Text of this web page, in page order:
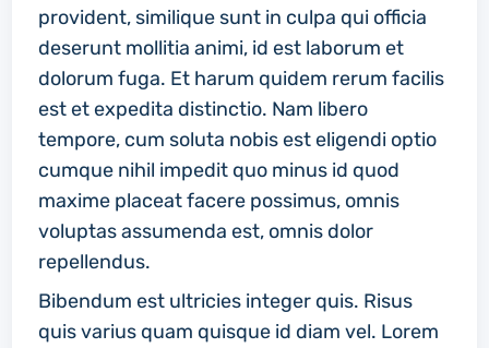
provident, similique sunt in culpa qui officia
deserunt mollitia animi, id est laborum et
dolorum fuga. Et harum quidem rerum facilis
est et expedita distinctio. Nam libero
tempore, cum soluta nobis est eligendi optio
cumque nihil impedit quo minus id quod
maxime placeat facere possimus, omnis
voluptas assumenda est, omnis dolor
repellendus.
Bibendum est ultricies integer quis. Risus
quis varius quam quisque id diam vel. Lorem